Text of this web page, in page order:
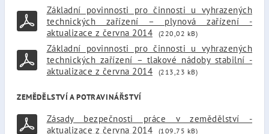
Základní povinnosti pro činnosti u vyhrazených
technických zařízení – plynová zařízení -
aktualizace z června 2014
(220,02 kB)
Základní povinnosti pro činnosti u vyhrazených
technických zařízení – tlakové nádoby stabilní -
aktualizace z června 2014
(213,23 kB)
ZEMĚDĚLSTVÍ A POTRAVINÁŘSTVÍ
Zásady bezpečnosti práce v zemědělství -
aktualizace z června 2014
(109,75 kB)